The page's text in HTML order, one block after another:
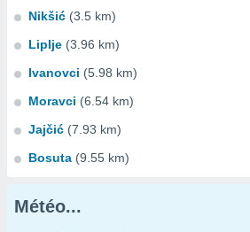
Nikšić (3.5 km)
Liplje (3.96 km)
Ivanovci (5.98 km)
Moravci (6.54 km)
Jajčić (7.93 km)
Bosuta (9.55 km)
Météo...